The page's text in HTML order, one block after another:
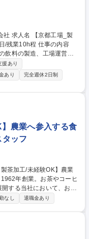
_製
程 仕事の内容
飲料の製造、工場運営を
やすい環境づくり等、自
営に携われます。 ＜具
省人化,自働化の進む最新
動,設備の検討や改造のリ
向けた製造技術の構築及
■プログラムに準じたサ
業10h程
援あり
あり
完全週休2日制
】農業へ参入する食
ッフ
する当社において、お茶
上げ募集となります。未
：畑機械、工場機械メン
超え、飲料・食品を取り
なし 退職金あり